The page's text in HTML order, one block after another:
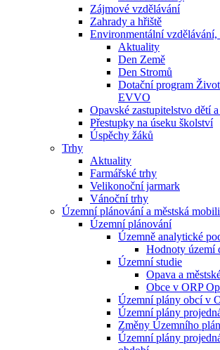
Zájmové vzdělávání
Zahrady a hřiště
Environmentální vzdělávání,
Aktuality
Den Země
Den Stromů
Dotační program
EVVO
Opavské zastupitelstvo dětí
Přestupky na úseku školství
Úspěchy žáků
Trhy
Aktuality
Farmářské trhy
Velikonoční jarmark
Vánoční trhy
Územní plánování a městská
Územní plánování
Územně analytické
Hodnoty území
Územní studie
Opava a
Obce v ORP
Územní plány obcí v
Územní plány
Změny Územního
Územní plány